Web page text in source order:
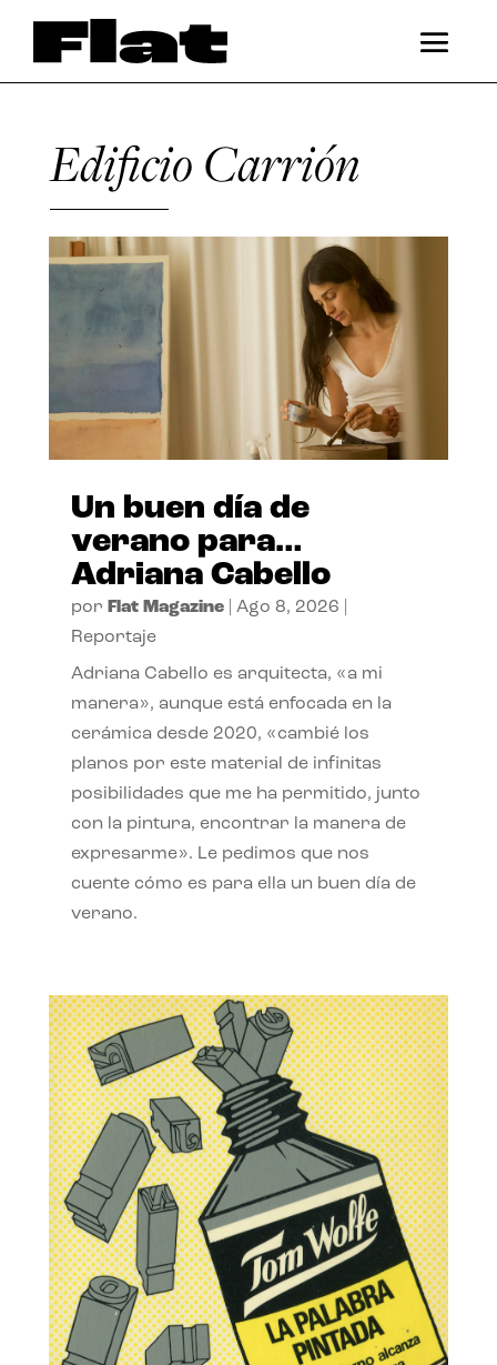
Edificio Carrión
Un buen día de
verano para…
Adriana Cabello
por Flat Magazine| Ago 8, 2026
Reportaje
Adriana Cabello es arquitecta, «a mi
manera», aunque está enfocada en la
cerámica desde 2020, «cambié los
planos por este material de infinitas
posibilidades que me ha permitido, junto
con la pintura, encontrar la manera de
expresarme». Le pedimos que nos
cuente cómo es para ella un buen día de
verano.